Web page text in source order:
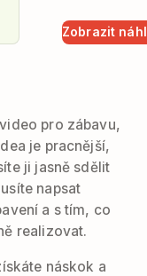
Zobrazit
pro zábavu,
je pracnější,
ji jasně sdělit
napsat
a s tím, co
realizovat.
náskok a